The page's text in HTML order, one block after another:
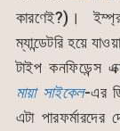
কারণেই?)।
ম্যান্ডেটরি হয়ে
টাইপ কনফিডেন্স
মায়া সাইকেল-এর
এটা পারফর্মারদের